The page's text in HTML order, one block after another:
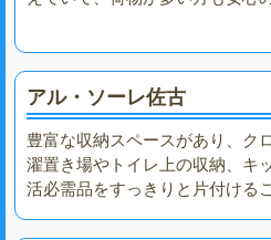
アル・ソーレ佐古
豊富な収納スペースがあり、ク
濯置き場やトイレ上の収納、キ
活必需品をすっきりと片付ける